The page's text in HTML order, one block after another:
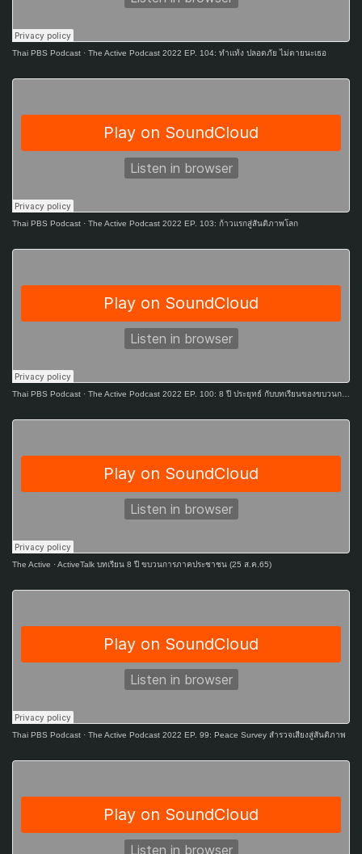
Thai PBS Podcast · The Active Podcast 2022 EP. 104: ทำแท้ง ปลอดภัย ไม่ตายนะเธอ
Thai PBS Podcast · The Active Podcast 2022 EP. 103: ก้าวแรกสู่สันติภาพโลก
Thai PBS Podcast · The Active Podcast 2022 EP. 100: 8 ปี ประยุทธ์ กับบทเรียนของขบวนการประชาชน
The Active ·ActiveTalk บทเรียน 8 ปี ขบวนการภาคประชาชน (25 ส.ค.65)
Thai PBS Podcast · The Active Podcast 2022 EP. 99: Peace Survey สำรวจเสียงสู่สันติภาพ